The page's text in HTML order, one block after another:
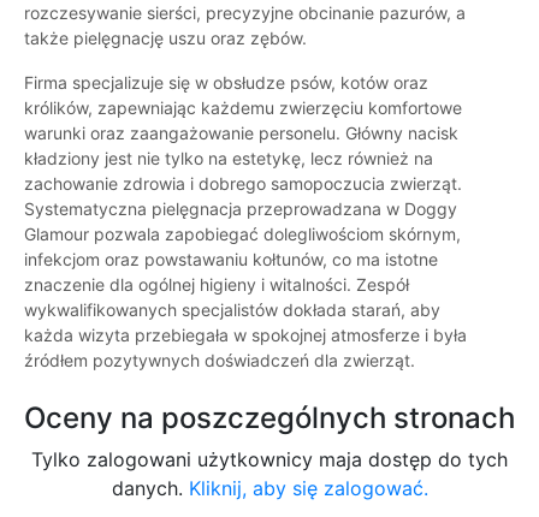
rozczesywanie sierści, precyzyjne obcinanie pazurów, a
także pielęgnację uszu oraz zębów.
Firma specjalizuje się w obsłudze psów, kotów oraz
królików, zapewniając każdemu zwierzęciu komfortowe
warunki oraz zaangażowanie personelu. Główny nacisk
kładziony jest nie tylko na estetykę, lecz również na
zachowanie zdrowia i dobrego samopoczucia zwierząt.
Systematyczna pielęgnacja przeprowadzana w Doggy
Glamour pozwala zapobiegać dolegliwościom skórnym,
infekcjom oraz powstawaniu kołtunów, co ma istotne
znaczenie dla ogólnej higieny i witalności. Zespół
wykwalifikowanych specjalistów dokłada starań, aby
każda wizyta przebiegała w spokojnej atmosferze i była
źródłem pozytywnych doświadczeń dla zwierząt.
Oceny na poszczególnych stronach
Tylko zalogowani użytkownicy maja dostęp do tych
danych. Kliknij, aby się zalogować.